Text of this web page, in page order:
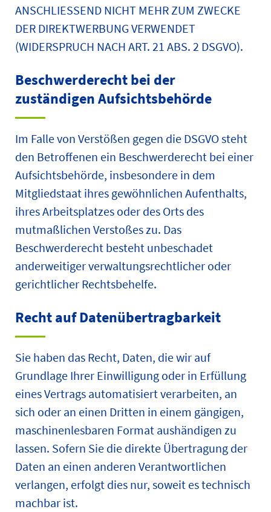
ANSCHLIESSEND NICHT MEHR ZUM ZWECKE
DER DIREKTWERBUNG VERWENDET
(WIDERSPRUCH NACH ART. 21 ABS. 2 DSGVO).
Beschwerde­recht bei der
zuständigen Aufsichts­behörde
Im Falle von Verstößen gegen die DSGVO steht
den Betroffenen ein Beschwerderecht bei einer
Aufsichtsbehörde, insbesondere in dem
Mitgliedstaat ihres gewöhnlichen Aufenthalts,
ihres Arbeitsplatzes oder des Orts des
mutmaßlichen Verstoßes zu. Das
Beschwerderecht besteht unbeschadet
anderweitiger verwaltungsrechtlicher oder
gerichtlicher Rechtsbehelfe.
Recht auf Daten­übertrag­barkeit
Sie haben das Recht, Daten, die wir auf
Grundlage Ihrer Einwilligung oder in Erfüllung
eines Vertrags automatisiert verarbeiten, an
sich oder an einen Dritten in einem gängigen,
maschinenlesbaren Format aushändigen zu
lassen. Sofern Sie die direkte Übertragung der
Daten an einen anderen Verantwortlichen
verlangen, erfolgt dies nur, soweit es technisch
machbar ist.